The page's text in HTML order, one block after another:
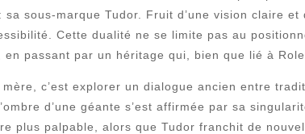
sous-marque Tudor. Fruit d’une vision claire et
Cette dualité ne se limite pas au
passant par un héritage qui, bien que lié à
c’est explorer un dialogue ancien entre
d’une géante s’est affirmée par sa
plus palpable, alors que Tudor franchit de